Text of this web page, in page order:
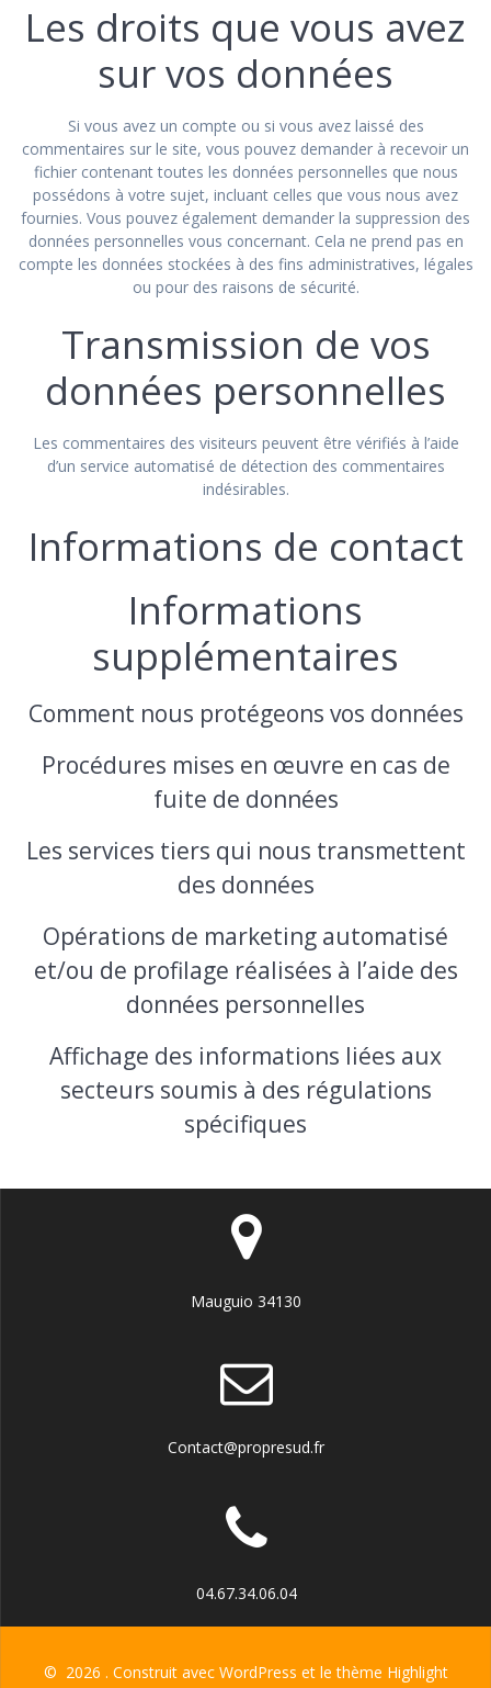
Les droits que vous avez
sur vos données
Si vous avez un compte ou si vous avez laissé des
commentaires sur le site, vous pouvez demander à recevoir un
fichier contenant toutes les données personnelles que nous
possédons à votre sujet, incluant celles que vous nous avez
fournies. Vous pouvez également demander la suppression des
données personnelles vous concernant. Cela ne prend pas en
compte les données stockées à des fins administratives, légales
ou pour des raisons de sécurité.
Transmission de vos
données personnelles
Les commentaires des visiteurs peuvent être vérifiés à l’aide
d’un service automatisé de détection des commentaires
indésirables.
Informations de contact
Informations
supplémentaires
Comment nous protégeons vos données
Procédures mises en œuvre en cas de
fuite de données
Les services tiers qui nous transmettent
des données
Opérations de marketing automatisé
et/ou de profilage réalisées à l’aide des
données personnelles
Affichage des informations liées aux
secteurs soumis à des régulations
spécifiques
Mauguio 34130
Contact@propresud.fr
04.67.34.06.04
© 2026 . Construit avec WordPress et le thème Highlight